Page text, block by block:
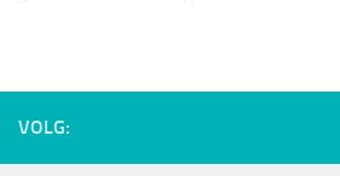
VOLG: